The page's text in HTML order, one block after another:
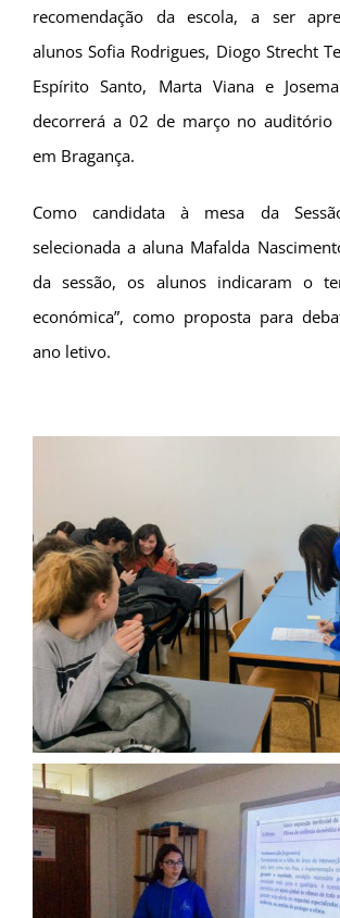
recomendação da escola, a ser
alunos Sofia Rodrigues, Diogo Strecht
Espírito Santo, Marta Viana e
decorrerá a 02 de março no auditório
em Bragança.
Como candidata à mesa da
selecionada a aluna Mafalda
da sessão, os alunos indicaram o
económica”, como proposta para
ano letivo.